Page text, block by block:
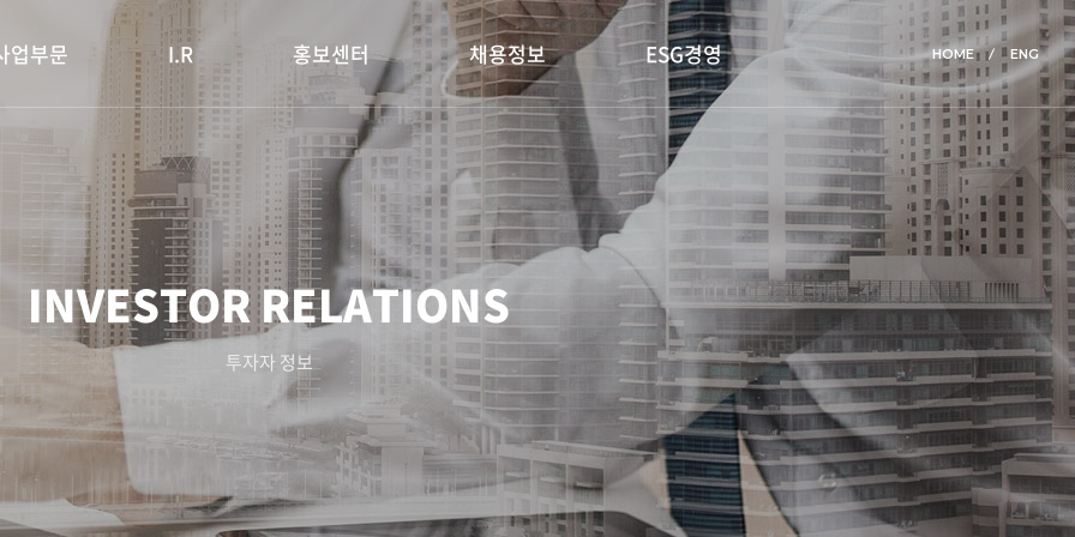
HOME ENG
업부문 I.R 홍보센터 채용정보 ESG경영
INVESTOR RELATIONS
투자자 정보